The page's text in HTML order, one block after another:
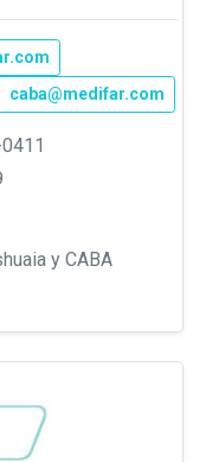
caba@medifar.com
y CABA